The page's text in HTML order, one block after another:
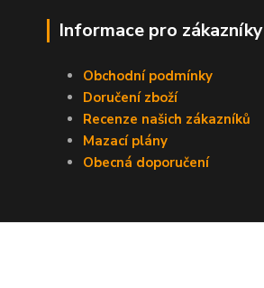
Informace pro zákazníky
Obchodní podmínky
Doručení zboží
Recenze našich zákazníků
Mazací plány
Obecná doporučení